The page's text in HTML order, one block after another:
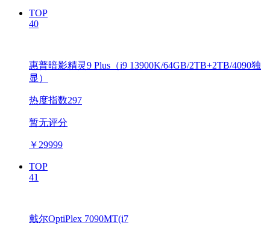
TOP
40
惠普暗影精灵9 Plus（i9 13900K/64GB/2TB+2TB/4090独
显）
热度指数297
暂无评分
￥ 29999
TOP
41
戴尔OptiPlex 7090MT(i7